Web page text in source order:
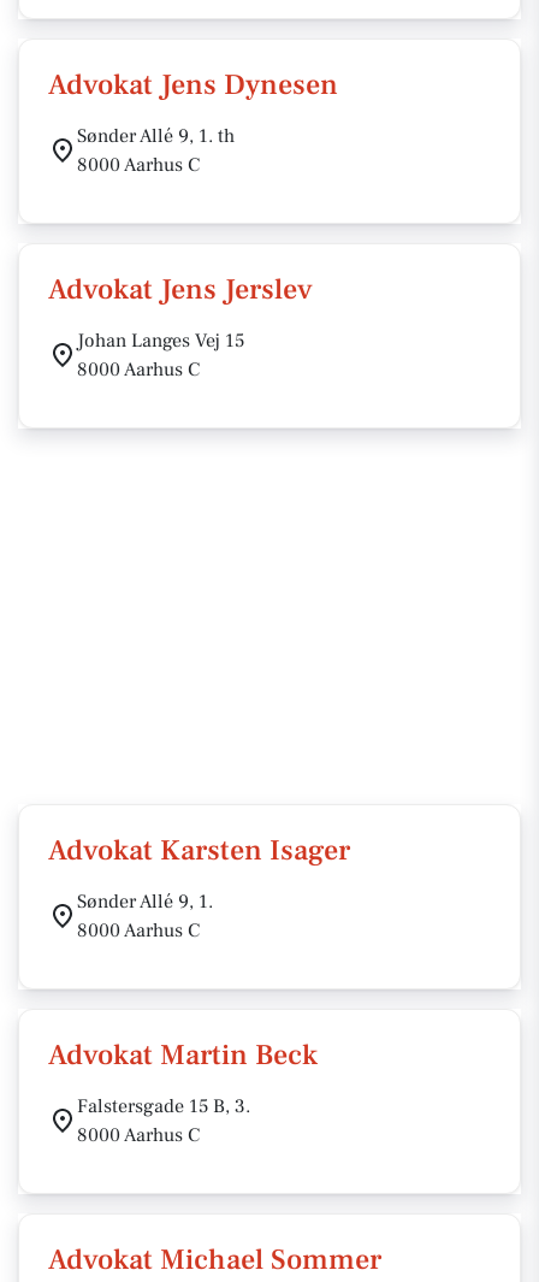
Advokat Jens Dynesen
Sønder Allé 9, 1. th
8000 Aarhus C
Advokat Jens Jerslev
Johan Langes Vej 15
8000 Aarhus C
Advokat Karsten Isager
Sønder Allé 9, 1.
8000 Aarhus C
Advokat Martin Beck
Falstersgade 15 B, 3.
8000 Aarhus C
Advokat Michael Sommer